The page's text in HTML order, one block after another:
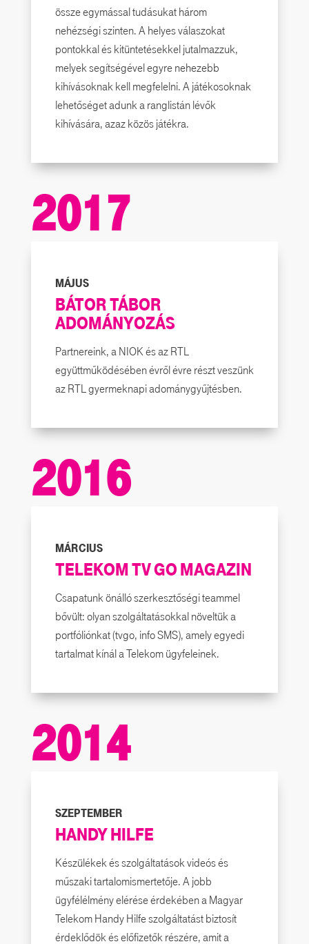
össze egymással tudásukat három
nehézségi szinten. A helyes válaszokat
pontokkal és kitüntetésekkel jutalmazzuk,
melyek segítségével egyre nehezebb
kihívásoknak kell megfelelni. A játékosoknak
lehetőséget adunk a ranglistán lévők
kihívására, azaz közös játékra.
2017
MÁJUS
BÁTOR TÁBOR
ADOMÁNYOZÁS
Partnereink, a NIOK és az RTL
együttműködésében évről évre részt veszünk
az RTL gyermeknapi adománygyűjtésben.
2016
MÁRCIUS
TELEKOM TV GO MAGAZIN
Csapatunk önálló szerkesztőségi teammel
bővült: olyan szolgáltatásokkal növeltük a
portfóliónkat (tvgo, info SMS), amely egyedi
tartalmat kínál a Telekom ügyfeleinek.
2014
SZEPTEMBER
HANDY HILFE
Készülékek és szolgáltatások videós és
műszaki tartalomismertetője. A jobb
ügyfélélmény elérése érdekében a Magyar
Telekom Handy Hilfe szolgáltatást biztosít
érdeklődök és előfizetők részére, amit a